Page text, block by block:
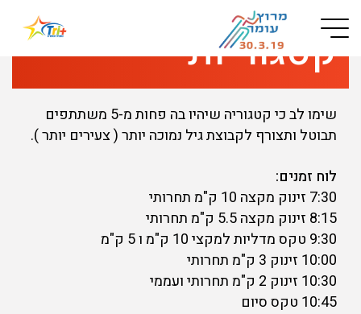
Button used only for devices with a small screen
קטגוריות
שימו לב כי קטגוריה שיהיו בה פחות מ-5 משתתפים
תבוטל ותצורף לקבוצת גיל נמוכה יותר ( צעירים יותר ).
לוח זמנים:
7:30 זינוק מקצה 10 ק"מ תחרותי
8:15 זינוק מקצה 5.5 ק"מ תחרותי
9:30 טקס מדליות למקצי 10 ק"מ ו 5 ק"מ
10:00 זינוק 3 ק"מ תחרותי
10:30 זינוק 2 ק"מ תחרותי ועממי
10:45 טקס סיום